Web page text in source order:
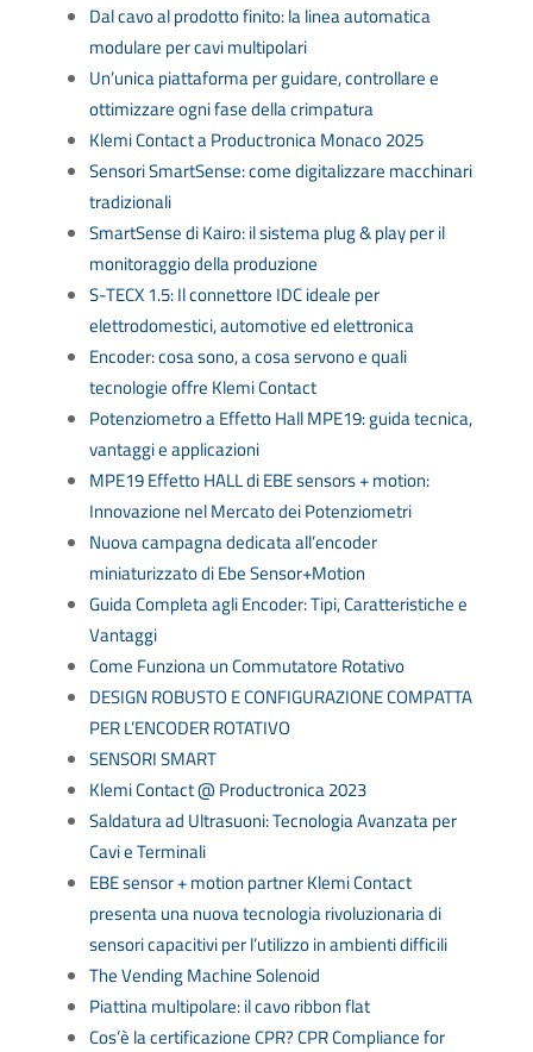
Dal cavo al prodotto finito: la linea automatica
modulare per cavi multipolari
Un’unica piattaforma per guidare, controllare e
ottimizzare ogni fase della crimpatura
Klemi Contact a Productronica Monaco 2025
Sensori SmartSense: come digitalizzare macchinari
tradizionali
SmartSense di Kairo: il sistema plug & play per il
monitoraggio della produzione
S-TECX 1.5: Il connettore IDC ideale per
elettrodomestici, automotive ed elettronica
Encoder: cosa sono, a cosa servono e quali
tecnologie offre Klemi Contact
Potenziometro a Effetto Hall MPE19: guida tecnica,
vantaggi e applicazioni
MPE19 Effetto HALL di EBE sensors + motion:
Innovazione nel Mercato dei Potenziometri
Nuova campagna dedicata all’encoder
miniaturizzato di Ebe Sensor+Motion
Guida Completa agli Encoder: Tipi, Caratteristiche e
Vantaggi
Come Funziona un Commutatore Rotativo
DESIGN ROBUSTO E CONFIGURAZIONE COMPATTA
PER L’ENCODER ROTATIVO
SENSORI SMART
Klemi Contact @ Productronica 2023
Saldatura ad Ultrasuoni: Tecnologia Avanzata per
Cavi e Terminali
EBE sensor + motion partner Klemi Contact
presenta una nuova tecnologia rivoluzionaria di
sensori capacitivi per l’utilizzo in ambienti difficili
The Vending Machine Solenoid
Piattina multipolare: il cavo ribbon flat
Cos’è la certificazione CPR? CPR Compliance for